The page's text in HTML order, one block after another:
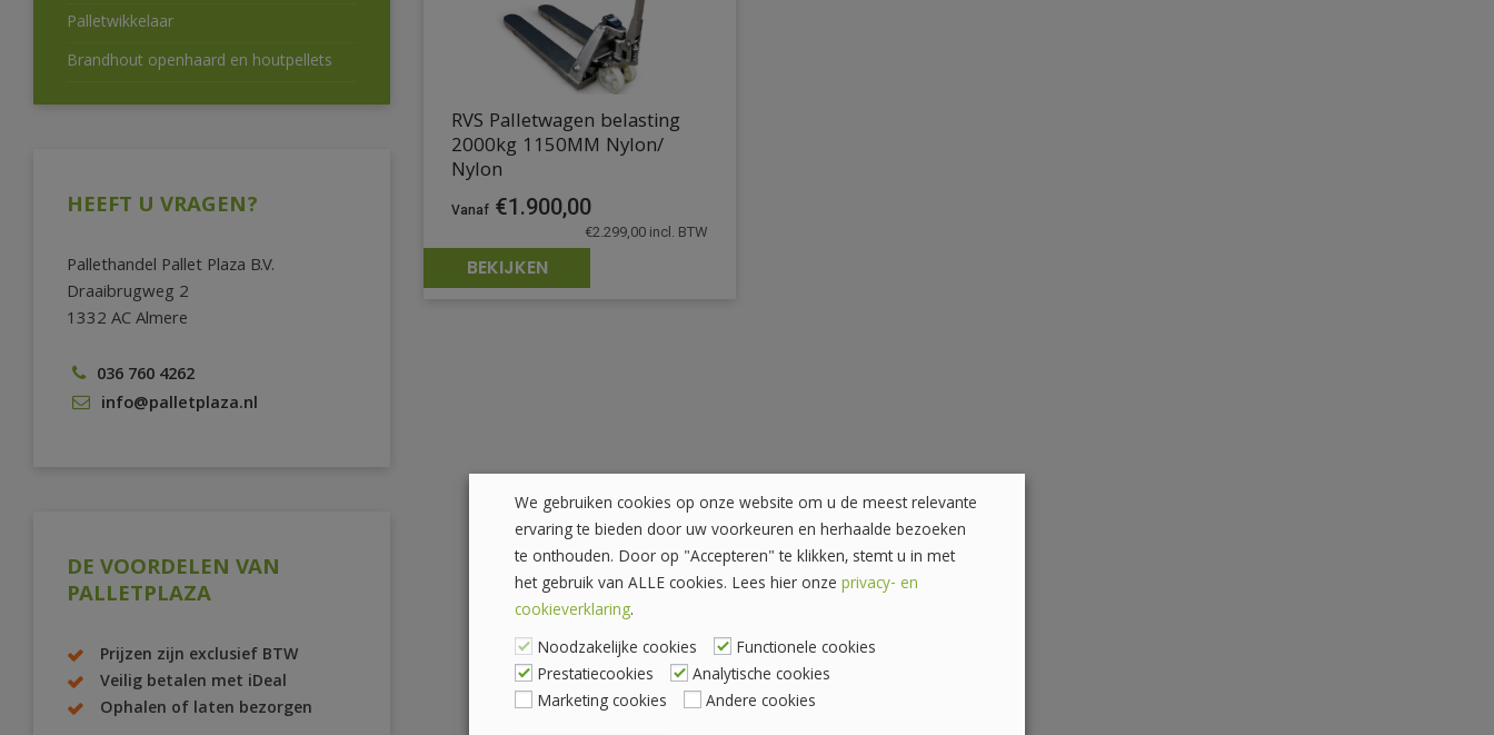
Palletwikkelaar
Brandhout openhaard en houtpellets
HEEFT U VRAGEN?
Pallethandel Pallet Plaza B.V.
Draaibrugweg 2
1332 AC Almere
036 760 4262
info@palletplaza.nl
DE VOORDELEN VAN
PALLETPLAZA
Prijzen zijn exclusief BTW
Veilig betalen met iDeal
Ophalen of laten bezorgen
RVS Palletwagen belasting
2000kg 1150MM Nylon/
Nylon
€1.900,00
€2.299,00incl. BTW
BEKIJKEN
We gebruiken cookies op onze website om u de meest relevante
ervaring te bieden door uw voorkeuren en herhaalde bezoeken
te onthouden. Door op "Accepteren" te klikken, stemt u in met
het gebruik van ALLE cookies. Lees hier onze privacy- en
cookieverklaring.
Noodzakelijke cookies
Functionele cookies
Prestatiecookies
Analytische cookies
Marketing cookies
Andere cookies